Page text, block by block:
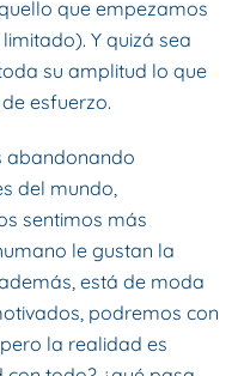
que empezamos
Y quizá sea
su amplitud lo que
esfuerzo.
abandonando
del mundo,
sentimos más
le gustan la
está de moda
podremos con
la realidad es